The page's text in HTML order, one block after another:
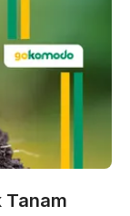
Tanam